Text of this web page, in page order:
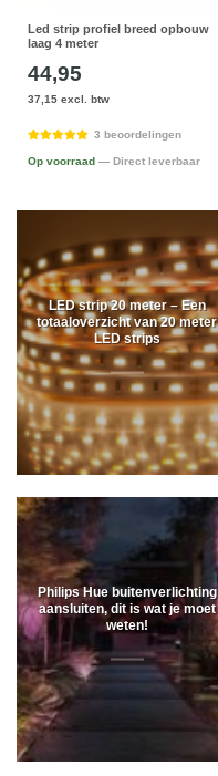
Led strip profiel breed opbouw
laag 4 meter
44,95
37,15 excl. btw
3 beoordelingen
Op voorraad — Direct leverbaar
LED strip 20 meter – Een
totaaloverzicht van 20 meter
LED strips
Philips Hue buitenverlichting
aansluiten, dit is wat je moet
weten!